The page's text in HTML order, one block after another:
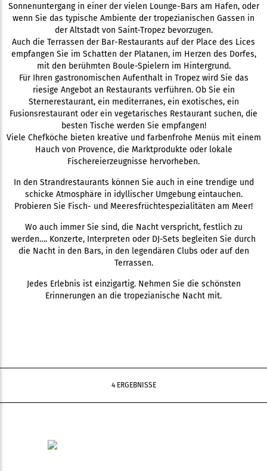
Sonnenuntergang in einer der vielen Lounge-Bars am Hafen, oder
wenn Sie das typische Ambiente der tropezianischen Gassen in
der Altstadt von Saint-Tropez bevorzugen.
Auch die Terrassen der Bar-Restaurants auf der Place des Lices
empfangen Sie im Schatten der Platanen, im Herzen des Dorfes,
mit den berühmten Boule-Spielern im Hintergrund.
Für Ihren gastronomischen Aufenthalt in Tropez wird Sie das
riesige Angebot an Restaurants verführen. Ob Sie ein
Sternerestaurant, ein mediterranes, ein exotisches, ein
Fusionsrestaurant oder ein vegetarisches Restaurant suchen, die
besten Tische werden Sie empfangen!
Viele Chefköche bieten kreative und farbenfrohe Menüs mit einem
Hauch von Provence, die Marktprodukte oder lokale
Fischereierzeugnisse hervorheben.
In den Strandrestaurants können Sie auch in eine trendige und
schicke Atmosphäre in idyllischer Umgebung eintauchen.
Probieren Sie Fisch- und Meeresfrüchtespezialitäten am Meer!
Wo auch immer Sie sind, die Nacht verspricht, festlich zu
werden…. Konzerte, Interpreten oder DJ-Sets begleiten Sie durch
die Nacht in den Bars, in den legendären Clubs oder auf den
Terrassen.
Jedes Erlebnis ist einzigartig. Nehmen Sie die schönsten
Erinnerungen an die tropezianische Nacht mit.
4 ERGEBNISSE